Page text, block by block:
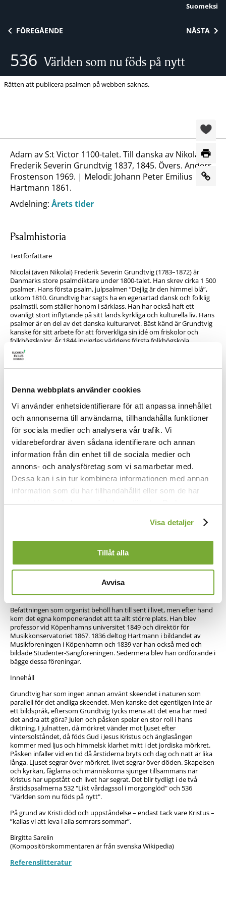
Denna webbplats använder cookies
Vi använder enhetsidentifierare för att anpassa innehållet
och annonserna till användarna, tillhandahålla funktioner
för sociala medier och analysera vår trafik. Vi
vidarebefordrar även sådana identifierare och annan
information från din enhet till de sociala medier och
annons- och analysföretag som vi samarbetar med.
Dessa kan i sin tur kombinera informationen med annan
information som du har tillhandahållit eller som de har
samlat in när du har använt deras tjänster. Du kan
-länken i nedre delen
av sidan.
Visa detaljer
Tillåt alla
Avvisa
Suomeksi
FÖREGÅENDE NÄSTA
536 Världen som nu föds på nytt
Rätten att publicera psalmen på webben saknas.
Adam av S:t Victor 1100-talet. Till danska av Nikolai
Frederik Severin Grundtvig 1837, 1845. Övers. Anders
Frostenson 1969. | Melodi: Johann Peter Emilius
Hartmann 1861.
Avdelning: Årets tider
Psalmhistoria
Textförfattare
Nicolai (även Nikolai) Frederik Severin Grundtvig (1783–1872) är
Danmarks store psalmdiktare under 1800-talet. Han skrev cirka 1 500
psalmer. Hans första psalm, julpsalmen ”Dejlig är den himmel blå”,
utkom 1810. Grundtvig har sagts ha en egenartad dansk och folklig
psalmstil, som ställer honom i särklass. Han har också haft ett
ovanligt stort inflytande på sitt lands kyrkliga och kulturella liv. Hans
psalmer är en del av det danska kulturarvet. Bäst känd är Grundtvig
kanske för sitt arbete för att förverkliga sin idé om friskolor och
folkhögskolor. År 1844 invigdes världens första folkhögskola,
Rødding højskole i Sønderjylland. ”Menneske først og kristen så”
(människa först och kristen sedan) är ett berömt uttryck av
Grundtvig. Också på det politiska området var han aktiv. Han var
Grundtvig föddes den 8 september 1783 i Udby på Själland. År 1811
att kraftigt framhäva trosbekännelsens betydelse. Han menade att
trosbekännelsen innehåller Guds tal till oss i minst lika hög grad som
Bibeln. För sina teologiska åsikters skull sattes Grundtvig under
censur och hans psalmer fick inte sjungas. År 1826 avsade han sig
därför prästämbetet efter hårda duster med prästkolleger och
kyrkliga myndigheter. Från 1839 till sin död 1872, en vecka innan han
skulle ha fyllt 89 år, verkade Grundtvig igen som präst, och nu hade
han fått större frihet med psalmerna. Han arbetade in i det sista.
Som 78-åring blev han hedrad med en biskopstitel utan att ha något
Johann Peter Emilius Hartmann, vanligen skrivet J.P.E. Hartmann,
född 14 maj 1805, död 10 mars 1900, var en av Danmarks mest
i Danmarks kulturkanon.
utbildade sig till jurist. Han var också en skicklig organist och blev
Köpenhamn och efterträdde där sin far. 1827 blev han lärare vid det
nyligen inrättade Det Kongelige Danske Musikkonservatorium.
Befattningen som organist behöll han till sent i livet, men efter hand
kom det egna komponerandet att ta allt större plats. Han blev
professor vid Köpenhamns universitet 1849 och direktör för
Musikkonservatoriet 1867. 1836 deltog Hartmann i bildandet av
Musikforeningen i Köpenhamn och 1839 var han också med och
bildade Studenter-Sangforeningen. Sedermera blev han ordförande i
bägge dessa föreningar.
Innehåll
Grundtvig har som ingen annan använt skeendet i naturen som
parallell för det andliga skeendet. Men kanske det egentligen inte är
ett bildspråk, eftersom Grundtvig tycks mena att det ena har med
det andra att göra? Julen och påsken spelar en stor roll i hans
diktning. I julnatten, då mörkret vänder mot ljuset efter
vintersolståndet, då föds Gud i Jesus Kristus och änglasången
kommer med ljus och himmelsk klarhet mitt i det jordiska mörkret.
Påsken infaller vid en tid då årstiderna bryts och dag och natt är lika
långa. Ljuset segrar över mörkret, livet segrar över döden. Skapelsen
och kyrkan, fåglarna och människorna sjunger tillsammans när
Kristus har uppstått och livet har segrat. Det blir tydligt i de två
årstidspsalmerna 532 "Likt vårdagssol i morgonglöd" och 536
"Världen som nu föds på nytt".
På grund av Kristi död och uppståndelse – endast tack vare Kristus –
”kallas vi att leva i alla somrars sommar”.
Birgitta Sarelin
(Kompositörskommentaren är från svenska Wikipedia)
Referenslitteratur